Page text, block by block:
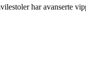
har avanserte